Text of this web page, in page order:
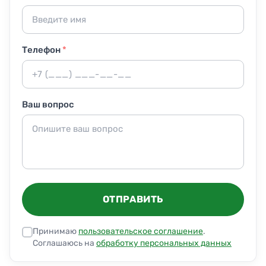
Телефон*
Ваш вопрос
ОТПРАВИТЬ
Принимаю пользовательское соглашение.
Соглашаюсь на обработку персональных данных